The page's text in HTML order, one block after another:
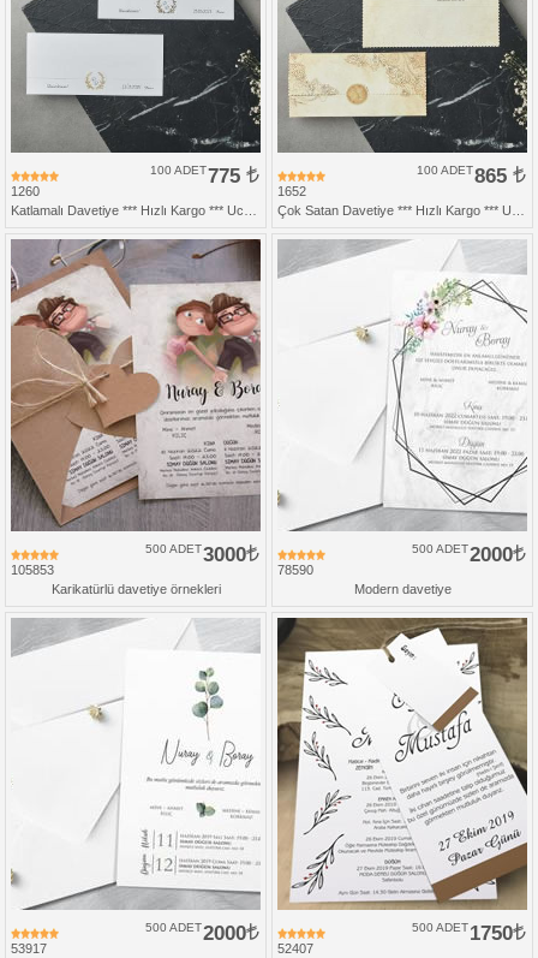
1260
775
100 ADET
1652
865
100 ADET
105853
3000
500 ADET
Karikatürlü davetiye örnekleri
78590
2000
500 ADET
Modern davetiye
53917
2000
500 ADET
52407
1750
500 ADET